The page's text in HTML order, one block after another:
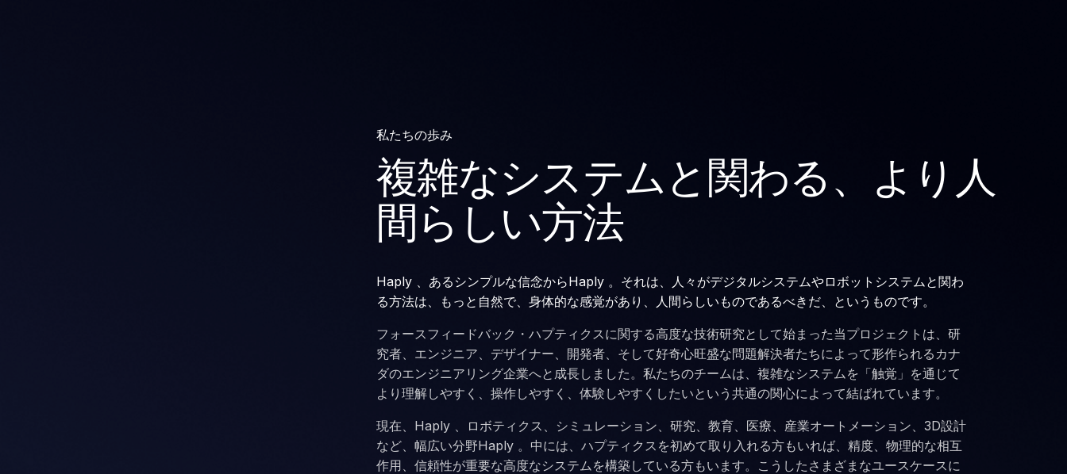
私たちの歩み
複雑なシステムと関わる、より人
間らしい方法
Haply 、あるシンプルな信念からHaply 。それは、人々がデジタルシステムやロボットシステムと関わ
る方法は、もっと自然で、身体的な感覚があり、人間らしいものであるべきだ、というものです。
フォースフィードバック・ハプティクスに関する高度な技術研究として始まった当プロジェクトは、研
究者、エンジニア、デザイナー、開発者、そして好奇心旺盛な問題解決者たちによって形作られるカナ
ダのエンジニアリング企業へと成長しました。私たちのチームは、複雑なシステムを「触覚」を通じて
より理解しやすく、操作しやすく、体験しやすくしたいという共通の関心によって結ばれています。
現在、Haply 、ロボティクス、シミュレーション、研究、教育、医療、産業オートメーション、3D設計
など、幅広い分野Haply 。中には、ハプティクスを初めて取り入れる方もいれば、精度、物理的な相互
作用、信頼性が重要な高度なシステムを構築している方もいます。こうしたさまざまなユースケースに